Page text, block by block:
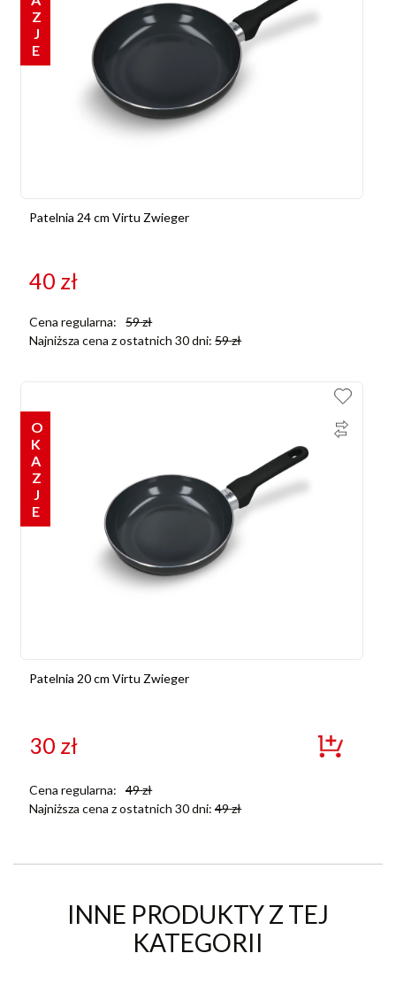
Patelnia 24 cm Virtu Zwieger
40 zł
Cena regularna: 59zł
Najniższa cena z ostatnich 30 dni:59zł
OKAZJE
Patelnia 20 cm Virtu Zwieger
30 zł
Cena regularna: 49zł
Najniższa cena z ostatnich 30 dni:49zł
INNE PRODUKTY Z TEJ
KATEGORII